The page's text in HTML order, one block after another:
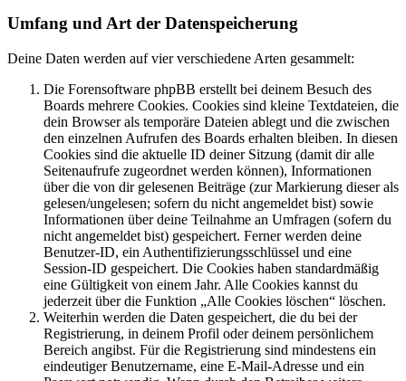
Umfang und Art der Datenspeicherung
Deine Daten werden auf vier verschiedene Arten gesammelt:
Die Forensoftware phpBB erstellt bei deinem Besuch des
Boards mehrere Cookies. Cookies sind kleine Textdateien, die
dein Browser als temporäre Dateien ablegt und die zwischen
den einzelnen Aufrufen des Boards erhalten bleiben. In diesen
Cookies sind die aktuelle ID deiner Sitzung (damit dir alle
Seitenaufrufe zugeordnet werden können), Informationen
über die von dir gelesenen Beiträge (zur Markierung dieser als
gelesen/ungelesen; sofern du nicht angemeldet bist) sowie
Informationen über deine Teilnahme an Umfragen (sofern du
nicht angemeldet bist) gespeichert. Ferner werden deine
Benutzer-ID, ein Authentifizierungsschlüssel und eine
Session-ID gespeichert. Die Cookies haben standardmäßig
eine Gültigkeit von einem Jahr. Alle Cookies kannst du
jederzeit über die Funktion „Alle Cookies löschen“ löschen.
Weiterhin werden die Daten gespeichert, die du bei der
Registrierung, in deinem Profil oder deinem persönlichem
Bereich angibst. Für die Registrierung sind mindestens ein
eindeutiger Benutzername, eine E-Mail-Adresse und ein